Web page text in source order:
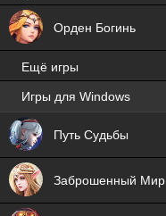
Орден Богинь
Ещё игры
Игры для Windows
Путь Судьбы
Заброшенный Мир